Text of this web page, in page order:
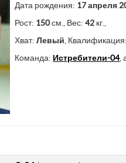
Дата рождения: 17 апреля
Рост: 150см., Вес:42 кг.,
Хват:Левый ,
Команда: Истребители-04,